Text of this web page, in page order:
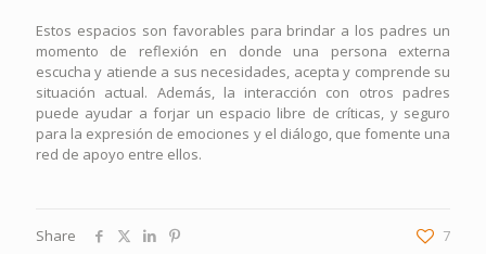
Estos espacios son favorables para brindar a los padres un
momento de reflexión en donde una persona externa
escucha y atiende a sus necesidades, acepta y comprende su
situación actual. Además, la interacción con otros padres
puede ayudar a forjar un espacio libre de críticas, y seguro
para la expresión de emociones y el diálogo, que fomente una
red de apoyo entre ellos.
Share 7